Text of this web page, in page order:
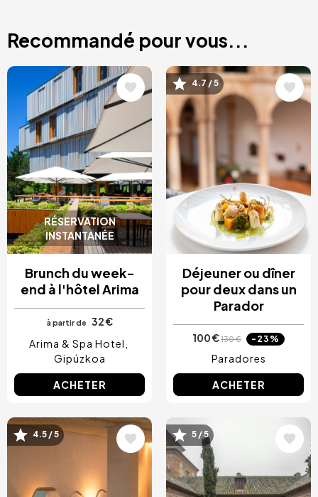
Recommandé pour vous...
RÉSERVATION
INSTANTANÉE
Image
Brunch du week-
end à l'hôtel Arima
à partir de
32 €
Arima & Spa Hotel
Gipúzkoa
ACHETER
Image
4.7 / 5
Déjeuner ou dîner
pour deux dans un
Parador
100 €130 € -23%
Paradores
ACHETER
Image
4.5 / 5 Image
5 / 5